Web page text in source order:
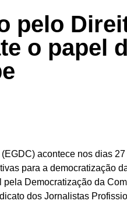
pelo
o papel
(EGDC) acontece nos dias
para a democratização
Democratização da
dos Jornalistas